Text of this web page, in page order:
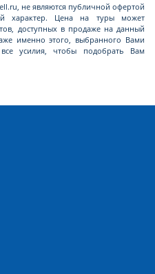
не являются публичной офертой
характер. Цена на туры может
доступных в продаже на данный
именно этого, выбранного Вами
усилия, чтобы подобрать Вам